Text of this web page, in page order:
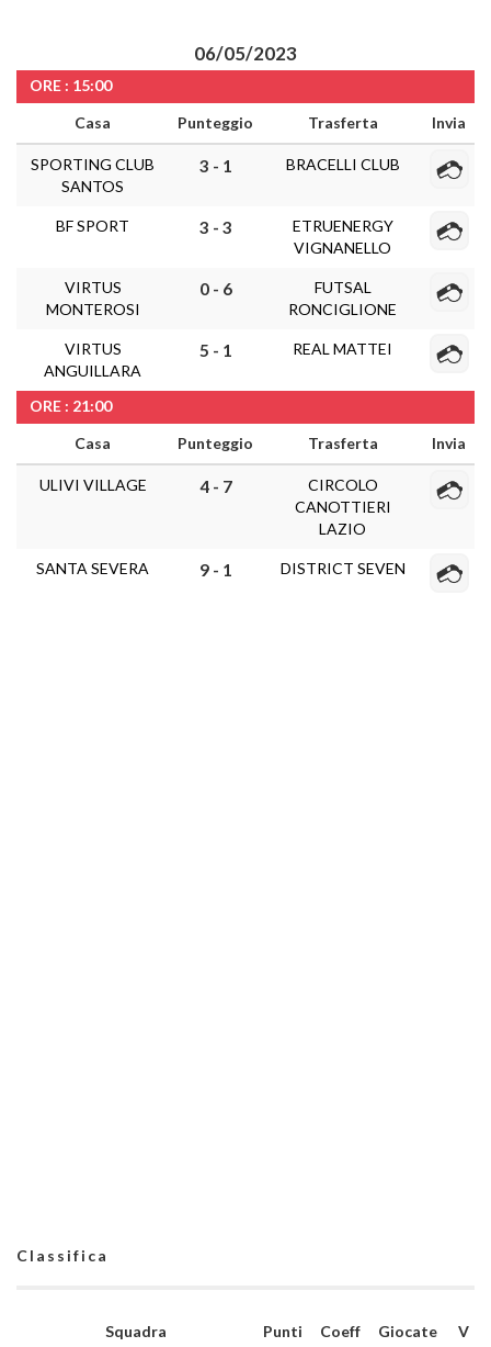
06/05/2023
ORE : 15:00
Casa
Punteggio Trasferta Invia
SPORTING CLUB
SANTOS
3 - 1 BRACELLI CLUB
BF SPORT 3 - 3
ETRUENERGY
VIGNANELLO
VIRTUS
MONTEROSI
0 - 6
FUTSAL
RONCIGLIONE
VIRTUS
ANGUILLARA
5 - 1 REAL MATTEI
ORE : 21:00
Casa
Punteggio Trasferta Invia
ULIVI VILLAGE 4 - 7
CIRCOLO
CANOTTIERI
LAZIO
SANTA SEVERA 9 - 1 DISTRICT SEVEN
Classifica
Squadra Punti Coeff Giocate V